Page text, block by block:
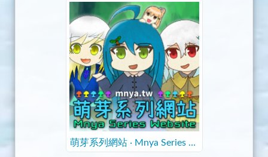
萌芽系列網站 ‧ Mnya Series W